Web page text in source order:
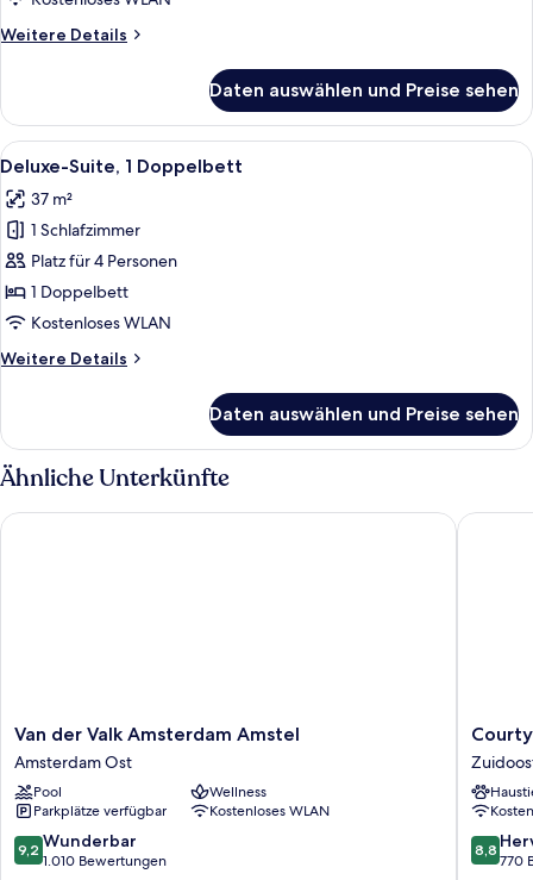
Weitere Details
Weitere
1 King-
Bett
(View)
Daten auswählen und Preise sehen
Alle
Fotos
für
Deluxe-
Suite,
1
Doppelbett
Eine moderne Küche mit weißen
8
Deluxe-Suite, 1 Doppelbett
37 m²
1 Schlafzimmer
Platz für 4 Personen
1 Doppelbett
Kostenloses WLAN
Weitere Details
Weitere
Suite,
1
Doppelbett
Daten auswählen und Preise sehen
Ähnliche Unterkünfte
Van
der
Valk
Amsterdam
Amstel
Amsterdam
Ost
Van der Valk Amsterdam Amstel
Amsterdam Ost
Pool
Wellness
Parkplätze verfügbar
Kostenloses WLAN
9.2
von
9,2 Wunderbar
1.010 Bewertungen
Van der Valk Amsterdam Amstel
by
Marriott
8.8
von
8,8
770